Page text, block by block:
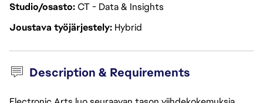
Studio/osastoCT - Data & Insights
Joustava työjärjestely Hybrid
Description & Requirements